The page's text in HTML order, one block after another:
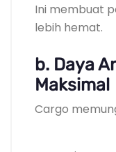
Ini membuat
lebih hemat.
b. Daya
Maksimal
Cargo